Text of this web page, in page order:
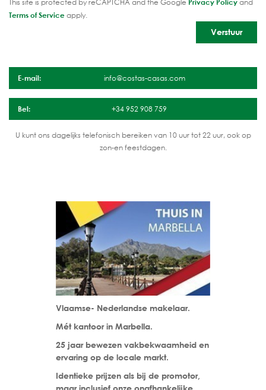
Terms of Serviceapply.
E-mail: info@costas-casas.com
Bel: +34 952 908 759
U kunt ons dagelijks telefonisch bereiken van 10 uur tot 22 uur, ook op
zon-en feestdagen.
Vlaamse- Nederlandse makelaar.
Mét kantoor in Marbella.
25 jaar bewezen vakbekwaamheid en
ervaring op de locale markt.
Identieke prijzen als bij de promotor,
maar inclusief onze onafhankelijke